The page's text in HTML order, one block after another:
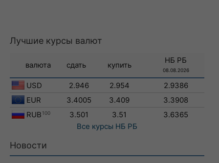
Лучшие курсы валют
валюта сдать купить
НБ РБ
08.08.2026
USD 2.946 2.954
2.9386
EUR
3.4005 3.409
3.3908
RUB 100 3.501 3.51
3.6365
Все курсы НБ РБ
Новости